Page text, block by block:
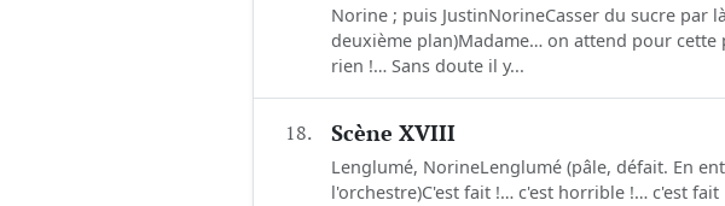
Norine ; puis JustinNorineCasser du sucre par
deuxième plan)Madame… on attend pour
rien !… Sans doute il y...
18. Scène XVIII
Lenglumé, NorineLenglumé (pâle, défait. En
l'orchestre)C'est fait !… c'est horrible !… c'est